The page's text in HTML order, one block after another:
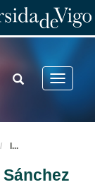
Toggle
TOGGLE
SEARCH
...